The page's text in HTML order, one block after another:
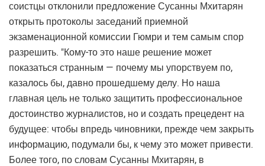
соистцы отклонили предложение Сусанны Мхитарян
открыть протоколы заседаний приемной
экзаменационной комиссии Гюмри и тем самым спор
разрешить. "Кому-то это наше решение может
показаться странным — почему мы упорствуем по,
казалось бы, давно прошедшему делу. Но наша
главная цель не только защитить профессиональное
достоинство журналистов, но и создать прецедент на
будущее: чтобы впредь чиновники, прежде чем закрыть
информацию, подумали бы, к чему это может привести.
Более того, по словам Сусанны Мхитарян, в